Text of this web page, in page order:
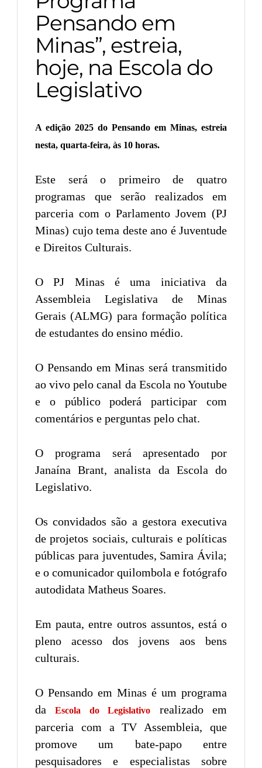
Pensando em
Minas”, estreia,
hoje, na Escola do
Legislativo
A edição 2025 do Pensando em Minas, estreia
nesta, quarta-feira, às 10 horas.
Este será o primeiro de quatro
programas que serão realizados em
parceria com o Parlamento Jovem (PJ
Minas) cujo tema deste ano é Juventude
e Direitos Culturais.
O PJ Minas é uma iniciativa da
Assembleia Legislativa de Minas
Gerais (ALMG) para formação política
de estudantes do ensino médio.
O Pensando em Minas será transmitido
ao vivo pelo canal da Escola no Youtube
e o público poderá participar com
comentários e perguntas pelo chat.
O programa será apresentado por
Janaína Brant, analista da Escola do
Legislativo.
Os convidados são a gestora executiva
de projetos sociais, culturais e políticas
públicas para juventudes, Samira Ávila;
e o comunicador quilombola e fotógrafo
autodidata Matheus Soares.
Em pauta, entre outros assuntos, está o
pleno acesso dos jovens aos bens
culturais.
O Pensando em Minas é um programa
daEscola do Legislativo
realizado em
parceria com a TV Assembleia, que
promove um bate-papo entre
pesquisadores e especialistas sobre